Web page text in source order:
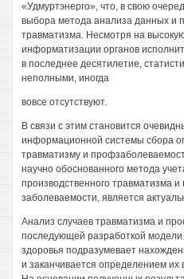
«Удмуртэнерго», что, в свою
выбора метода анализа данных и
травматизма. Несмотря на
информатизации органов
в последнее десятилетие,
неполными, иногда
вовсе отсутствуют.
В связи с этим становится
информационной системы сбора
травматизму и
научно обоснованного метода
производственного травматизма
заболеваемости, является
Анализ случаев травматизма и
последующей разработкой
здоровья подразумевает
и заканчивается определением